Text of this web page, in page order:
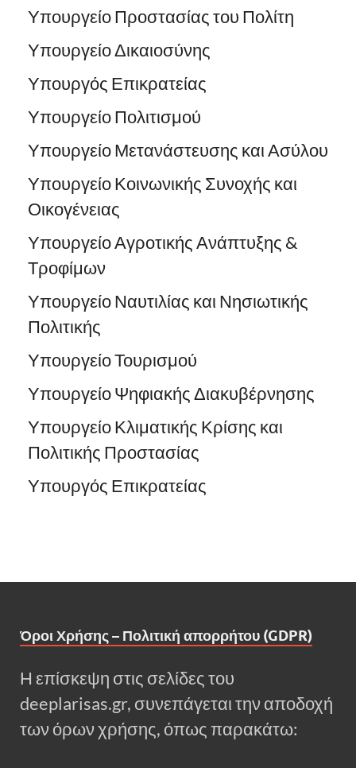
Υπουργείο Προστασίας του Πολίτη
Υπουργείο Δικαιοσύνης
Υπουργός Επικρατείας
Υπουργείο Πολιτισμού
Υπουργείο Μετανάστευσης και Ασύλου
Υπουργείο Κοινωνικής Συνοχής και
Οικογένειας
Υπουργείο Αγροτικής Ανάπτυξης &
Τροφίμων
Υπουργείο Ναυτιλίας και Νησιωτικής
Πολιτικής
Υπουργείο Τουρισμού
Υπουργείο Ψηφιακής Διακυβέρνησης
Υπουργείο Κλιματικής Κρίσης και
Πολιτικής Προστασίας
Υπουργός Επικρατείας
Όροι Χρήσης – Πολιτική απορρήτου (GDPR)
Η επίσκεψη στις σελίδες του
deeplarisas.gr, συνεπάγεται την αποδοχή
των όρων χρήσης, όπως παρακάτω: